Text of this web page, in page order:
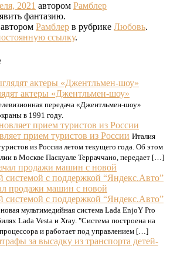
2021 автором Рамблер
фантазию.
Рамблер в рубрике Любовь.
ссылку.
актеры «Джентльмен-шоу»
передача «Джентльмен-шоу»
в 1991 году.
прием туристов из России Италия
из России летом текущего года. Об этом
в Москве Паскуале Терраччано, передает […]
продажи машин с новой
системой с поддержкой “Яндекс.Авто”
мультимедийная система Lada EnjoY Pro
Lada Vesta и Xray. "Система построена на
и работает под управлением […]